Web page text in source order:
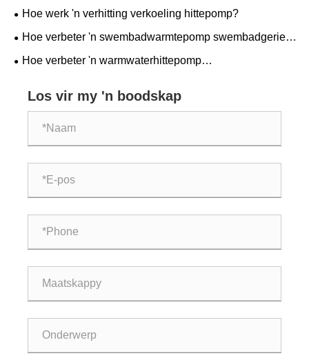
besigheidsomgewing transformeer?
Hoe werk 'n verhitting verkoeling hittepomp?
Hoe verbeter 'n swembadwarmtepomp swembadgerief
en energiedoeltreffendheid?
Hoe verbeter 'n warmwaterhittepomp
Los vir my 'n boodskap